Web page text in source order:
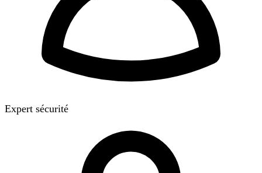
Expert sécurité